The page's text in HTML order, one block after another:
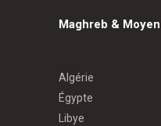
Maghreb &
Algérie
Égypte
Libye